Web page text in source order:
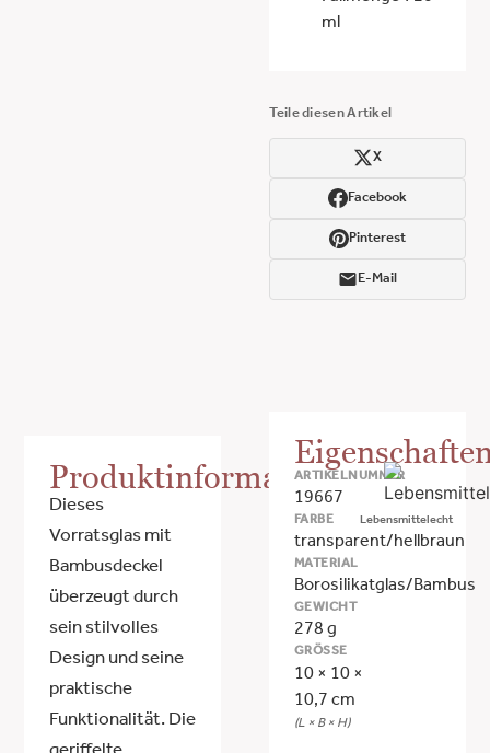
ml
Teile diesen Artikel
X
Facebook
Pinterest
E-Mail
Produktinformationen
Dieses
Vorratsglas mit
Bambusdeckel
überzeugt durch
sein stilvolles
Design und seine
praktische
Funktionalität. Die
ARTIKELNUMMER
19667
FARBE
transparent/hellbraun
MATERIAL
Borosilikatglas/Bambus
GEWICHT
278 g
GRÖSSE
10 × 10 ×
10,7 cm
(L × B × H)
Lebensmittelecht